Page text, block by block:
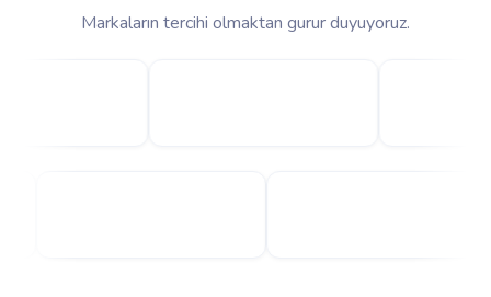
Markaların tercihi olmaktan gurur duyuyoruz.